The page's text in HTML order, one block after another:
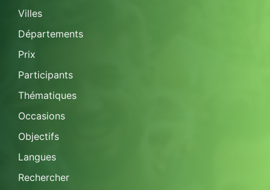
Villes
Départements
Prix
Participants
Thématiques
Occasions
Objectifs
Langues
Rechercher